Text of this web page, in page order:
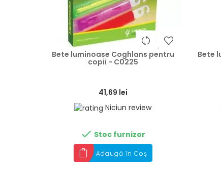
heart
Bete luminoase Coghlans pentru
copii - C0225
41,69 lei
Niciun review
 Stoc furnizor
Adaugă în Coș
Bete